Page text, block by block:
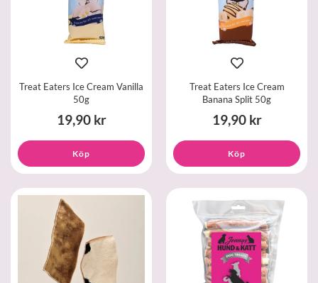
Treat Eaters Ice Cream Vanilla
50g
19,90 kr
Köp
Treat Eaters Ice Cream
Banana Split 50g
19,90 kr
Köp